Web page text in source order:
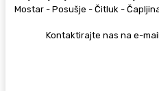
Mostar - Posušje - Čitluk -
Kontaktirajte nas na e-